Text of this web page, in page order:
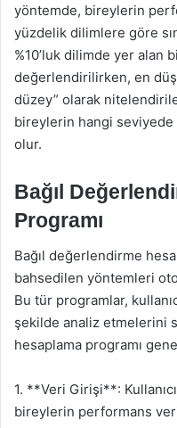
yöntemde, bireylerin
yüzdelik dilimlere göre
%10’luk dilimde yer alan
değerlendirilirken, en
düzey” olarak
bireylerin hangi seviyede
olur.
Bağıl
Programı
Bağıl değerlendirme
bahsedilen yöntemleri
Bu tür programlar,
şekilde analiz etmelerini
hesaplama programı
1. **Veri Girişi**:
bireylerin performans